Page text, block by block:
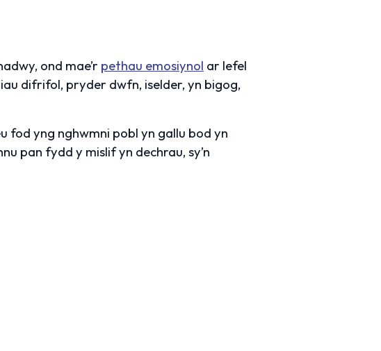
ond mae’r pethau emosiynol ar lefel
difrifol, pryder dwfn, iselder, yn bigog,
fod yng nghwmni pobl yn gallu bod yn
pan fydd y mislif yn dechrau, sy’n